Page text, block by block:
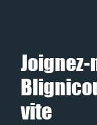
Joignez-
vite